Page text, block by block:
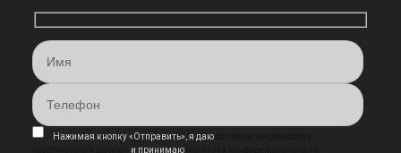
Нажимая кнопку «Отправить», я даю
и принимаю